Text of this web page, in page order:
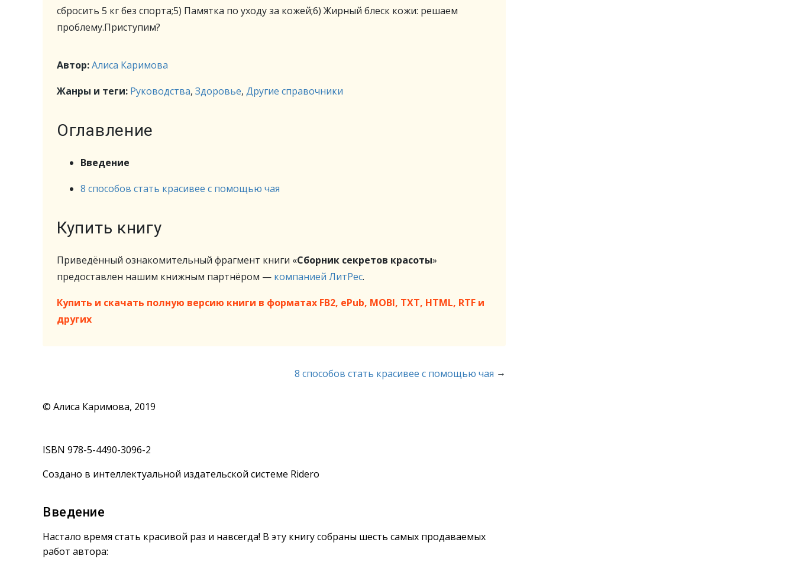
сбросить 5 кг без спорта;5) Памятка по уходу за кожей;6) Жирный блеск кожи: решаем
проблему.Приступим?
Автор:Алиса Каримова
Жанры и теги: Руководства, Здоровье, Другие справочники
Оглавление
Введение
8 способов стать красивее с помощью чая
Купить книгу
Приведённый ознакомительный фрагмент книги «Сборник секретов красоты»
предоставлен нашим книжным партнёром — компанией ЛитРес.
Купить и скачать полную версию книги в форматах FB2, ePub, MOBI, TXT, HTML, RTF и
других
8 способов стать красивее с помощью чая →
© Алиса Каримова, 2019
ISBN 978-5-4490-3096-2
Создано в интеллектуальной издательской системе Ridero
Введение
Настало время стать красивой раз и навсегда! В эту книгу собраны шесть самых продаваемых
работ автора: